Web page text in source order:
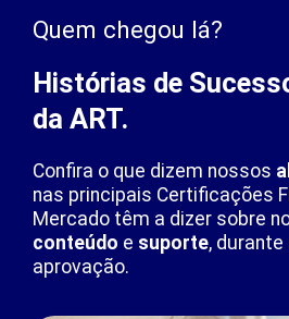
Quem chegou lá?
Histórias de
da ART.
Confira o que dizem nossos
nas principais Certificações
Mercado têm a dizer sobre
conteúdo e suporte,
aprovação.